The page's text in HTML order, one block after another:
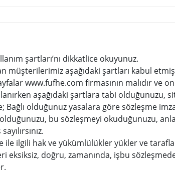
şartları’nı dikkatlice okuyunuz.
müşterilerimiz aşağıdaki şartları kabul
www.fufhe.com firmasının malıdır ve
aşağıdaki şartlara tabi olduğunuzu,
olduğunuz yasalara göre sözleşme
bu sözleşmeyi okuduğunuzu,
ile ilgili hak ve yükümlülükler yükler ve
eksiksiz, doğru, zamanında, işbu